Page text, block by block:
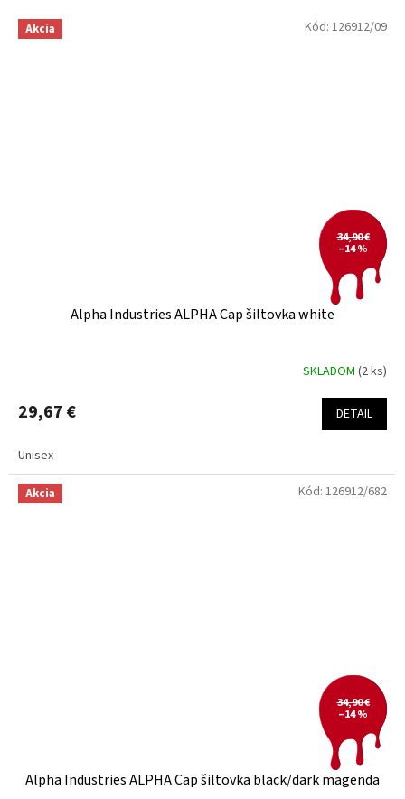
Akcia
34,90 €
–14 %
Alpha Industries ALPHA Cap šiltovka white
SKLADOM (2 ks)
29,67 € DETAIL
Unisex
Kód: 126912/09
Akcia
34,90 €
–14 %
Alpha Industries ALPHA Cap šiltovka black/dark magenda
Kód: 126912/682